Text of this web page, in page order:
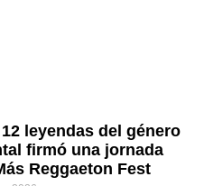
leyendas del género
firmó una jornada
Reggaeton Fest